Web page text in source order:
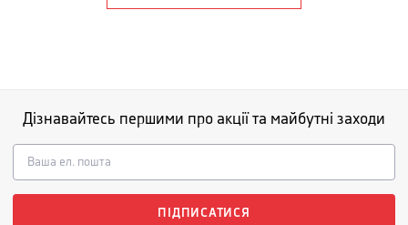
Дізнавайтесь першими про акції та майбутні заходи
ПІДПИСАТИСЯ